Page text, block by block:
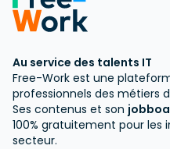
Au service des talents IT
Free-Work est une
professionnels des métiers
Ses contenus et son
100% gratuitement pour les
secteur.